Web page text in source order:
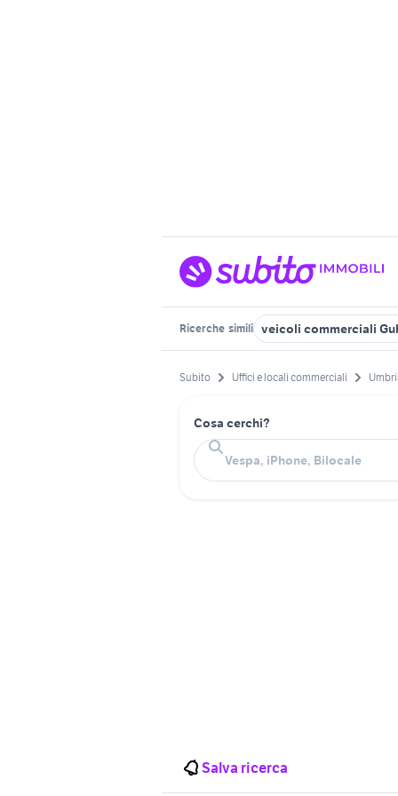
Ricerche simili veicoli commerciali
Subito Uffici e locali commerciali
Cosa cerchi?
Salva ricerca